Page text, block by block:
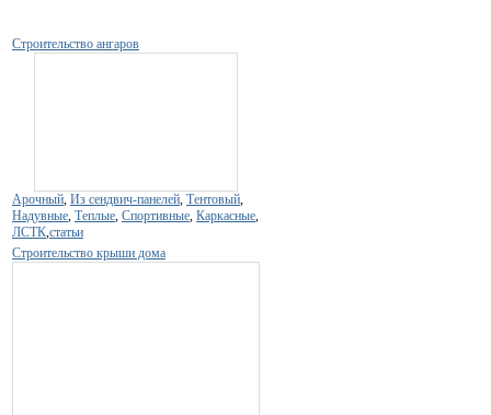
Строительство ангаров
Арочный, Из сендвич-панелей, Тентовый,
Надувные, Теплые, Спортивные, Каркасные,
ЛСТК,статьи
Строительство крыши дома